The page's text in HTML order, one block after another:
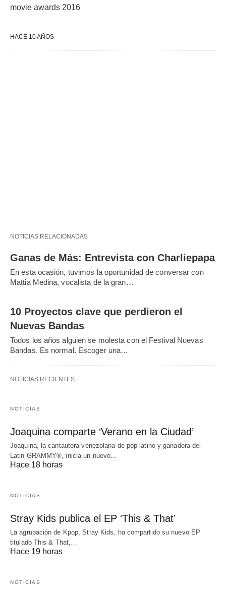
movie awards 2016
HACE 10 AÑOS
NOTICIAS RELACIONADAS
Ganas de Más: Entrevista con Charliepapa
En esta ocasión, tuvimos la oportunidad de conversar con
Mattia Medina, vocalista de la gran…
10 Proyectos clave que perdieron el
Nuevas Bandas
Todos los años alguien se molesta con el Festival Nuevas
Bandas. Es normal. Escoger una…
NOTICIAS RECIENTES
NOTICIAS
Joaquina comparte ‘Verano en la Ciudad’
Joaquina, la cantautora venezolana de pop latino y ganadora del
Latin GRAMMY®, inicia un nuevo…
Hace 18 horas
NOTICIAS
Stray Kids publica el EP ‘This & That’
La agrupación de Kpop, Stray Kids, ha compartido su nuevo EP
titulado This & That,…
Hace 19 horas
NOTICIAS